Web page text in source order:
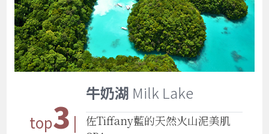
top3 |
牛奶湖 Milk Lake
佐Tiffany藍的天然火山泥美肌